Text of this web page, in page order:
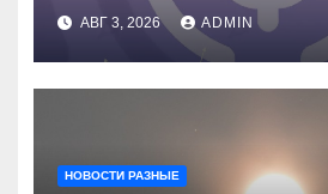
АВГ 3, 2026 ADMIN
НОВОСТИ РАЗНЫЕ